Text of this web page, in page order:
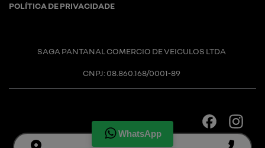
WhatsApp
POLÍTICA DE PRIVACIDADE
SAGA PANTANAL COMERCIO DE VEICULOS LTDA
CNPJ: 08.860.168/0001-89